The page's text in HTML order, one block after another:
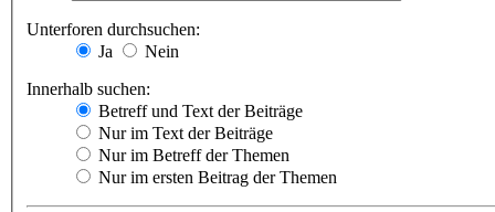
Unterforen durchsuchen:
Ja
Nein
Innerhalb suchen:
Betreff und Text der Beiträge
Nur im Text der Beiträge
Nur im Betreff der Themen
Nur im ersten Beitrag der Themen